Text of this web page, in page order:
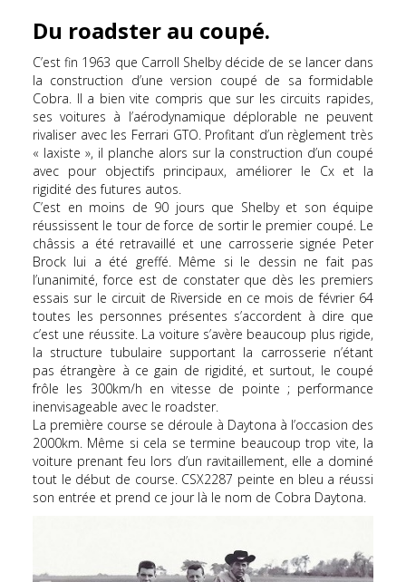
Du roadster au coupé.
C’est fin 1963 que Carroll Shelby décide de se lancer dans
la construction d’une version coupé de sa formidable
Cobra. Il a bien vite compris que sur les circuits rapides,
ses voitures à l’aérodynamique déplorable ne peuvent
rivaliser avec les Ferrari GTO. Profitant d’un règlement très
« laxiste », il planche alors sur la construction d’un coupé
avec pour objectifs principaux, améliorer le Cx et la
rigidité des futures autos.
C’est en moins de 90 jours que Shelby et son équipe
réussissent le tour de force de sortir le premier coupé. Le
châssis a été retravaillé et une carrosserie signée Peter
Brock lui a été greffé. Même si le dessin ne fait pas
l’unanimité, force est de constater que dès les premiers
essais sur le circuit de Riverside en ce mois de février 64
toutes les personnes présentes s’accordent à dire que
c’est une réussite. La voiture s’avère beaucoup plus rigide,
la structure tubulaire supportant la carrosserie n’étant
pas étrangère à ce gain de rigidité, et surtout, le coupé
frôle les 300km/h en vitesse de pointe ; performance
inenvisageable avec le roadster.
La première course se déroule à Daytona à l’occasion des
2000km. Même si cela se termine beaucoup trop vite, la
voiture prenant feu lors d’un ravitaillement, elle a dominé
tout le début de course. CSX2287 peinte en bleu a réussi
son entrée et prend ce jour là le nom de Cobra Daytona.